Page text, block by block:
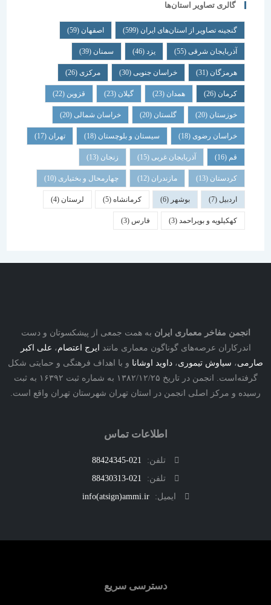
گالری تصاویر استان‌ها
گنجینه تصاویر از استان‌های ایران(599) اصفهان (59)
آذربایجان شرقی(55) یزد سمنان (39)
هرمزگان(31) خراسان جنوبی(30) مرکزی (26)
همدان گیلان قزوین
خوزستان(20) گلستان (20) خراسان شمالی(20)
خراسان رضوی(18) سیستان و بلوچستان(18) تهران
آذربایجان غربی(15) زنجان
کردستان(13) مازندران(12) چهارمحال و بختیاری (10)
بوشهر کرمانشاه(5) لرستان (4)
کهکیلویه و بویراحمد(3) فارس
مفاخر معماری ایرانبه همت جمعی از پیشکسوتان و دست
عرصه‌های گوناگون معماری مانندایرج اعتصام،علی اکبر
،سیاوش تیموری،داوید اوشاناو با اهداف فرهنگی و حمایتی شکل
گرفته‌است. انجمن در تاریخ ۱۳۸۲/۱۲/۲۵ به شماره ثبت ۱۶۳۹۲ به ثبت
و مرکز اصلی انجمن در استان تهران شهرستان تهران واقع است.
اطلاعات تماس
تلفن:
021-88424345
تلفن:
021-88430313
ایمیل:
info(atsign)ammi.ir
دسترسی سریع